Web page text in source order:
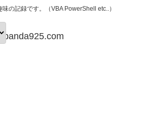
の記録です。（VBA PowerShell etc..）